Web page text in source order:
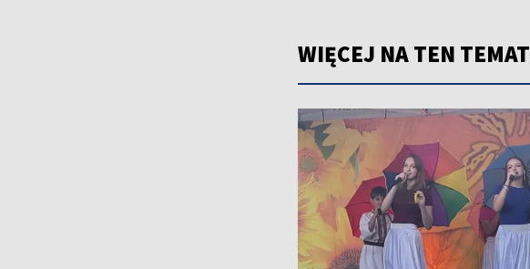
WIĘCEJ NA TEN TEMAT